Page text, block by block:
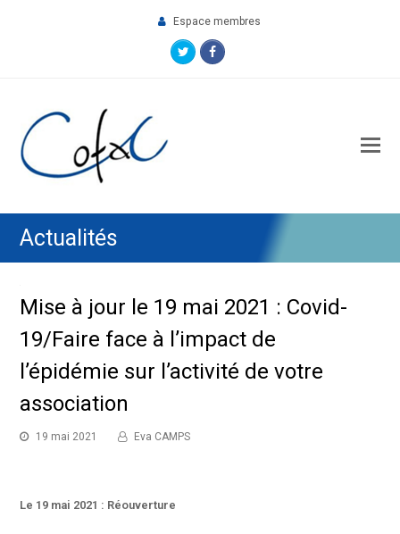
Espace membres
TwitterFacebook
Actualités
Mise à jour le 19 mai 2021 : Covid-
19/Faire face à l’impact de
l’épidémie sur l’activité de votre
association
19 mai 2021 Eva CAMPS
Le 19 mai 2021 : Réouverture